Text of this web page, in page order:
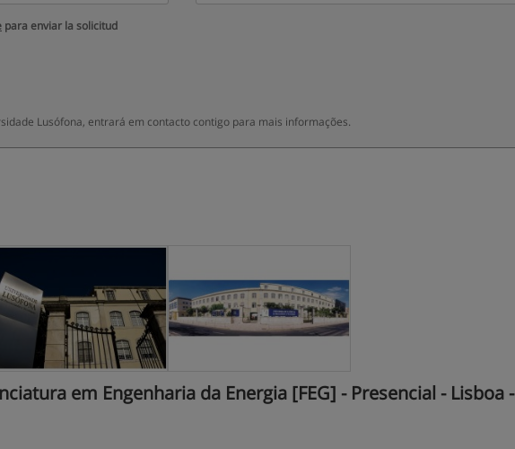
para enviar la solicitud
Lusófona, entrará em contacto contigo para mais informações.
em Engenharia da Energia [FEG] - Presencial - Lisboa -